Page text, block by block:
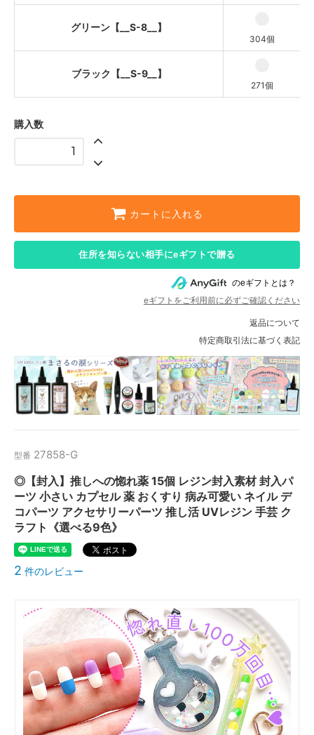
グリーン【__S-8__】
304個
ブラック【__S-9__】
271個
購入数
カートに入れる
住所を知らない相手にeギフトで贈る
のeギフトとは？
eギフトをご利用前に必ずご確認ください
返品について
特定商取引法に基づく表記
型番 27858-G
◎【封入】推しへの惚れ薬 15個 レジン封入素材 封入パ
ーツ 小さい カプセル 薬 おくすり 病み可愛い ネイル デ
コパーツ アクセサリーパーツ 推し活 UVレジン 手芸 ク
ラフト《選べる9色》
2 件のレビュー